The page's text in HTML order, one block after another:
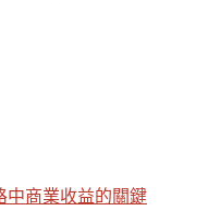
中商業收益的關鍵